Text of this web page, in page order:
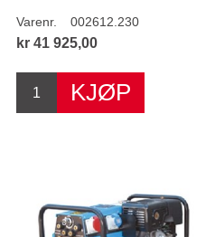
Varenr. 002612.230
kr 41 925,00